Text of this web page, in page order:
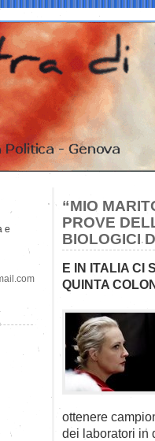
“MIO
PROVE
BIOLOGICI
E IN ITALIA CI
QUINTA
ottenere
dei laboratori in
e